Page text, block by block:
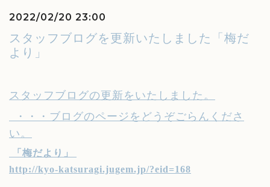
2022/02/20 23:00
スタッフブログを更新いたしました「梅だ
より」
スタッフブログの更新をいたしました。
・・・ブログのページをどうぞごらんくださ
い。
「梅だより」
http://kyo-katsuragi.jugem.jp/?eid=168